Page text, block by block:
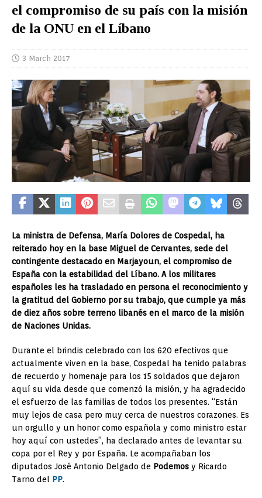
el compromiso de su país con la misión
de la ONU en el Líbano
3 March 2017
La ministra de Defensa, María Dolores de Cospedal, ha
reiterado hoy en la base Miguel de Cervantes, sede del
contingente destacado en Marjayoun, el compromiso de
España con la estabilidad del Líbano. A los militares
españoles les ha trasladado en persona el reconocimiento y
la gratitud del Gobierno por su trabajo, que cumple ya más
de diez años sobre terreno libanés en el marco de la misión
de Naciones Unidas.
Durante el brindis celebrado con los 620 efectivos que
actualmente viven en la base, Cospedal ha tenido palabras
de recuerdo y homenaje para los 15 soldados que dejaron
aquí su vida desde que comenzó la misión, y ha agradecido
el esfuerzo de las familias de todos los presentes. “Están
muy lejos de casa pero muy cerca de nuestros corazones. Es
un orgullo y un honor como española y como ministro estar
hoy aquí con ustedes”, ha declarado antes de levantar su
copa por el Rey y por España. Le acompañaban los
diputados José Antonio Delgado de Podemos y Ricardo
Tarno del PP.